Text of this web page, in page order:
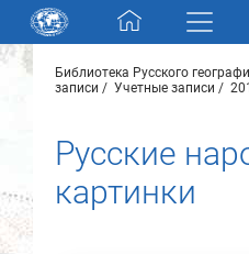
Skip navigation
Разделы и коллекции
Электронный каталог
Новости
Библиотека Русского
записи
Учетные записи
Русские
картинки